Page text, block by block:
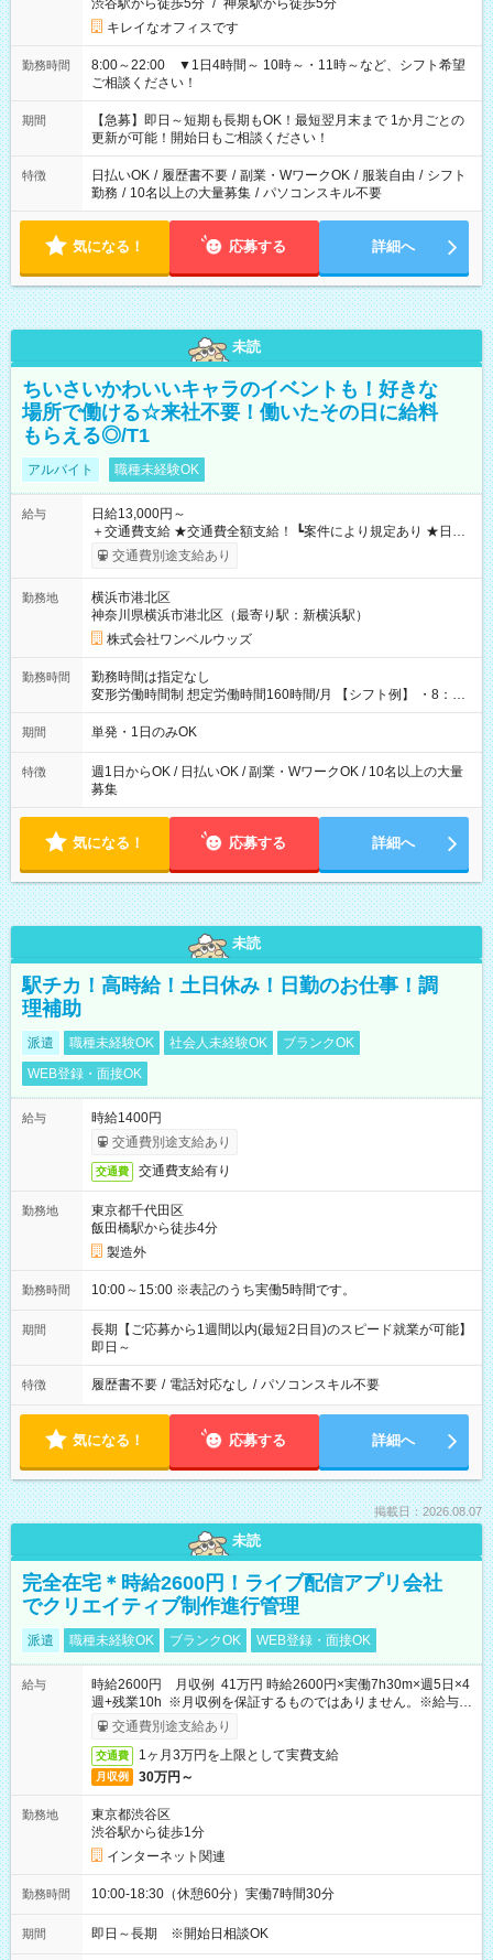
渋谷駅から徒歩5分 / 神泉駅から徒歩5分
キレイなオフィスです
勤務時間
8:00～22:00 ▼1日4時間～ 10時～・11時～など、シフト希望
ご相談ください！
期間
【急募】即日～短期も長期もOK！最短翌月末まで 1か月ごとの
更新が可能！開始日もご相談ください！
特徴 日払いOK / 履歴書不要 / 副業・WワークOK / 服装自由 / シフト
勤務 / 10名以上の大量募集 / パソコンスキル不要
気になる！ 応募する 詳細へ
未読
ちいさいかわいいキャラのイベントも！好きな
場所で働ける☆来社不要！働いたその日に給料
もらえる◎/T1
アルバイト 職種未経験OK
給与
日給13,000円～
＋交通費支給 ★交通費全額支給！ ┗案件により規定あり ★日払
いOK！（規定あり） ┗働いたその日に現金GET♪ お仕事後はコ
ンビニATMから 日払い分を引き落とせます！ 【試用期間】試
交通費別途支給あり
勤務地
横浜市港北区
神奈川県横浜市港北区（最寄り駅：新横浜駅）
株式会社ワンベルウッズ
勤務時間
勤務時間は指定なし
変形労働時間制 想定労働時間160時間/月 【シフト例】 ・8：00
～21：00
期間 単発・1日のみOK
特徴
週1日からOK / 日払いOK / 副業・WワークOK / 10名以上の大量
募集
気になる！ 応募する 詳細へ
未読
駅チカ！高時給！土日休み！日勤のお仕事！調
理補助
派遣 職種未経験OK 社会人未経験OK
ブランクOK
WEB登録・面接OK
給与
時給1400円
交通費別途支給あり
交通費 交通費支給有り
勤務地
東京都千代田区
飯田橋駅から徒歩4分
製造外
勤務時間 10:00～15:00 ※表記のうち実働5時間です。
期間
長期【ご応募から1週間以内(最短2日目)のスピード就業が可能】
即日～
特徴 履歴書不要 / 電話対応なし / パソコンスキル不要
気になる！ 応募する 詳細へ
掲載日：2026.08.07
未読
完全在宅＊時給2600円！ライブ配信アプリ会社
でクリエイティブ制作進行管理
派遣 職種未経験OK ブランクOK WEB登録・面接OK
給与
時給2600円 月収例 41万円 時給2600円×実働7h30m×週5日×4
週+残業10h ※月収例を保証するものではありません。※給与即
受取りサービス利用可（利用条件有）
交通費別途支給あり
交通費 1ヶ月3万円を上限として実費支給
月収例 30万円～
勤務地
東京都渋谷区
渋谷駅から徒歩1分
インターネット関連
勤務時間 10:00-18:30（休憩60分）実働7時間30分
期間 即日～長期 ※開始日相談OK